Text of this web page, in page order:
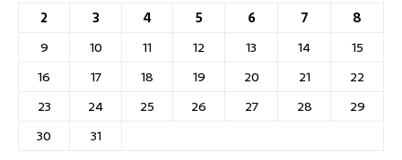
2
3 4 5 6 7
8
9
10 11 12 13 14
15
16
17 18 19 20 21
22
23
24 25 26 27 28
29
30
31